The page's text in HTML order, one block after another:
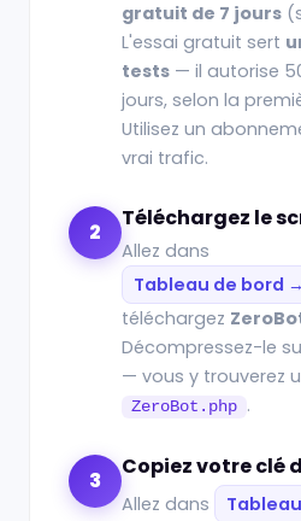
gratuit de 7 jours
L'essai gratuit sert
tests — il autorise
jours, selon la
Utilisez un
vrai trafic.
2
Téléchargez le
Allez dans
Tableau de bord
téléchargez
Décompressez-le
— vous y trouverez
ZeroBot.php .
3
Copiez votre clé
Allez dans